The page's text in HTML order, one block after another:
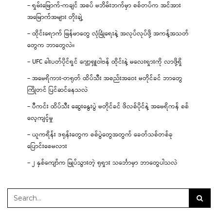
– ရှမ်းမြောက်-ကချင် အစပ် မဘိမ်းဘက်မှာ စစ်တပ်က အင်အား
အမြောက်အများ တိုးချဲ့
– ထိုင်းရောက် မြန်မာတွေ လုံခြုံရေးနဲ့ အလုပ်လုပ်ဖို့ အကန့်အသတ်
တွေက ဘာတွေလဲ။
– UFC ခါးပတ်ပိုင်ရှင် ဂျော့ရှူဝါဗန် ထိုင်းနဲ့ မလေးရှားကို လာဖို့ရှိ
– အမေရိကား-တရုတ် ထိပ်သီး အစည်းအဝေး မတိုင်ခင် ဘာတွေ
ကြိုတင် ပြင်ဆင်နေသလဲ
– ပီကင်း ထိပ်သီး ဆွေးနွေးပွဲ မတိုင်ခင် ဖိလစ်ပိုင်နဲ့ အမေရိကန် စစ်
လေ့ကျင့်မှု
– ယူကရိန်း ဒရုန်းတွေက စစ်ပွဲတွေအတွက် ခေတ်သစ်တစ်ခု
ပြောင်းစေမလား
– ၂ နှစ်ကျော်က မြုပ်သွားတဲ့ ရုရှား သင်္ဘောမှာ ဘာတွေပါသလဲ